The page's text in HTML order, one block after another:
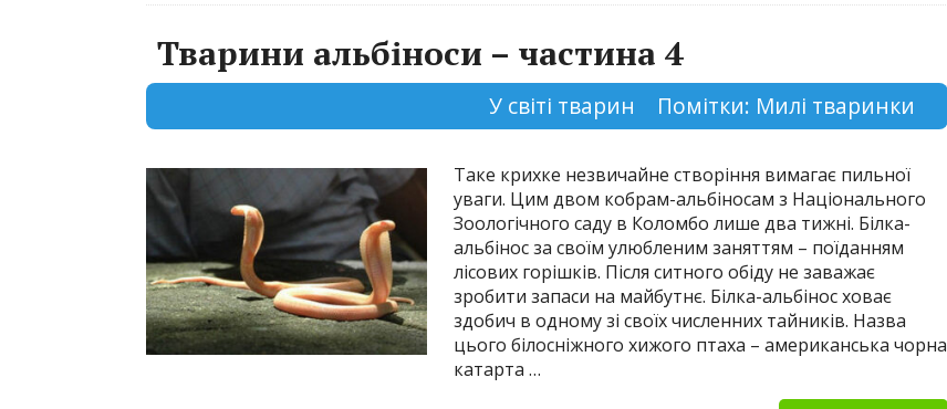
Тварини альбіноси – частина 4
У світі тварин Помітки: Милі тваринки
Таке крихке незвичайне створіння вимагає пильної
уваги. Цим двом кобрам-альбіносам з Національного
Зоологічного саду в Коломбо лише два тижні. Білка-
альбінос за своїм улюбленим заняттям – поїданням
лісових горішків. Після ситного обіду не заважає
зробити запаси на майбутнє. Білка-альбінос ховає
здобич в одному зі своїх численних тайників. Назва
цього білосніжного хижого птаха – американська чорна
катарта …